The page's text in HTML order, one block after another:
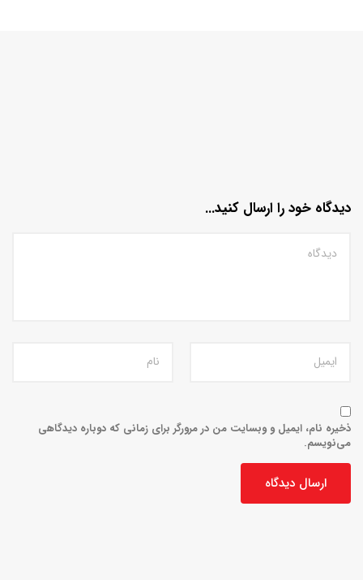
دیدگاه خود را ارسال کنید...
ذخیره نام، ایمیل و وبسایت من در مرورگر برای زمانی که دوباره دیدگاهی
می‌نویسم.